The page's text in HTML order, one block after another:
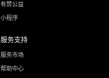
有赞公益
小程序
服务支持
服务市场
帮助中心